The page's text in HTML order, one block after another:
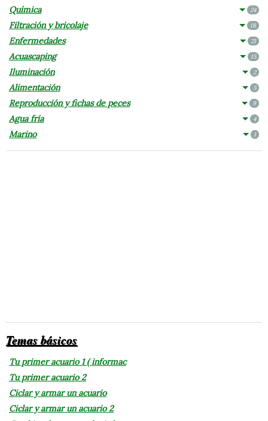
Química 24
Filtración y bricolaje 18
Enfermedades 21
Acuascaping 15
Iluminación 2
Alimentación 5
Reproducción y fichas de peces 9
Agua fría 4
Marino 1
Temas básicos
Tu primer acuario 1 ( informac
Tu primer acuario 2
Ciclar y armar un acuario
Ciclar y armar un acuario 2